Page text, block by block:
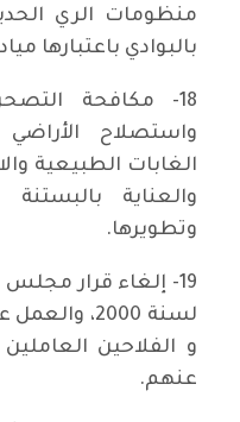
منظومات الري
بالبوادي باعتبارها
18- مكافحة
واستصلاح
الغابات الطبيعية
والعناية
وتطويرها.
لسنة 2000،
و الفلاحين
عنهم.